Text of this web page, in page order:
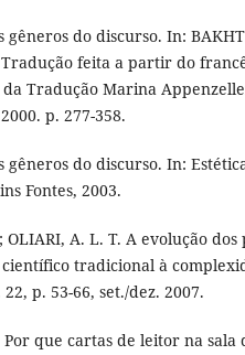
gêneros do discurso. In:
feita a partir do
da Tradução Marina
p. 277-358.
gêneros do discurso. In:
Fontes, 2003.
OLIARI, A. L. T. A evolução
tradicional à
p. 53-66, set./dez. 2007.
Por que cartas de leitor na sala